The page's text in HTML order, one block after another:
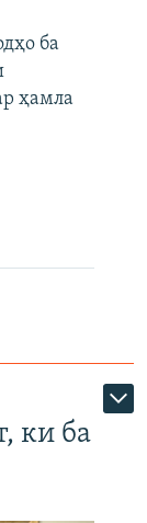
ба
ҳамла
ки ба